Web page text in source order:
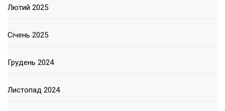
Лютий 2025
Січень 2025
Грудень 2024
Листопад 2024